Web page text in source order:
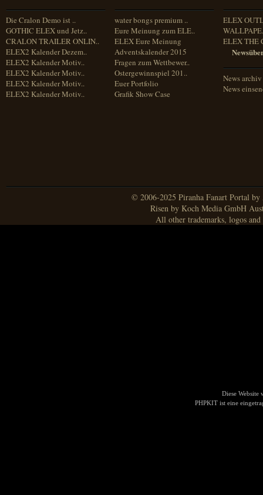
Die Cralon Demo ist ..
GOTHIC ELEX und Jetz..
CRALON TRAILER ONLIN..
ELEX2 Kalender Dezem..
ELEX2 Kalender Motiv..
ELEX2 Kalender Motiv..
ELEX2 Kalender Motiv..
ELEX2 Kalender Motiv..
water bongs premium ..
Eure Meinung zum ELE..
ELEX Eure Meinung
Adventskalender 2015
Fragen zum Wettbewer..
Ostergewinnspiel 201..
Euer Portfolio
Grafik Show Case
ELEX
ELEX THE
News archiv
News
© 2006-2025 Piranha Fanart Portal
Risen by Koch Media GmbH
All other trademarks, logos
Diese Website
PHPKIT ist eine